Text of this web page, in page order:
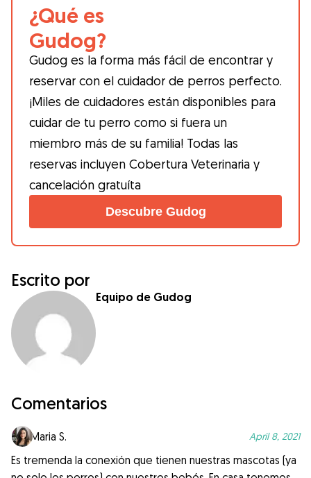
¿Qué es
Gudog?
Gudog es la forma más fácil de encontrar y
reservar con el cuidador de perros perfecto.
¡Miles de cuidadores están disponibles para
cuidar de tu perro como si fuera un
miembro más de su familia! Todas las
reservas incluyen Cobertura Veterinaria y
cancelación gratuíta
Descubre Gudog
Escrito por
Equipo de Gudog
Comentarios
Maria S. April 8, 2021
Es tremenda la conexión que tienen nuestras mascotas (ya